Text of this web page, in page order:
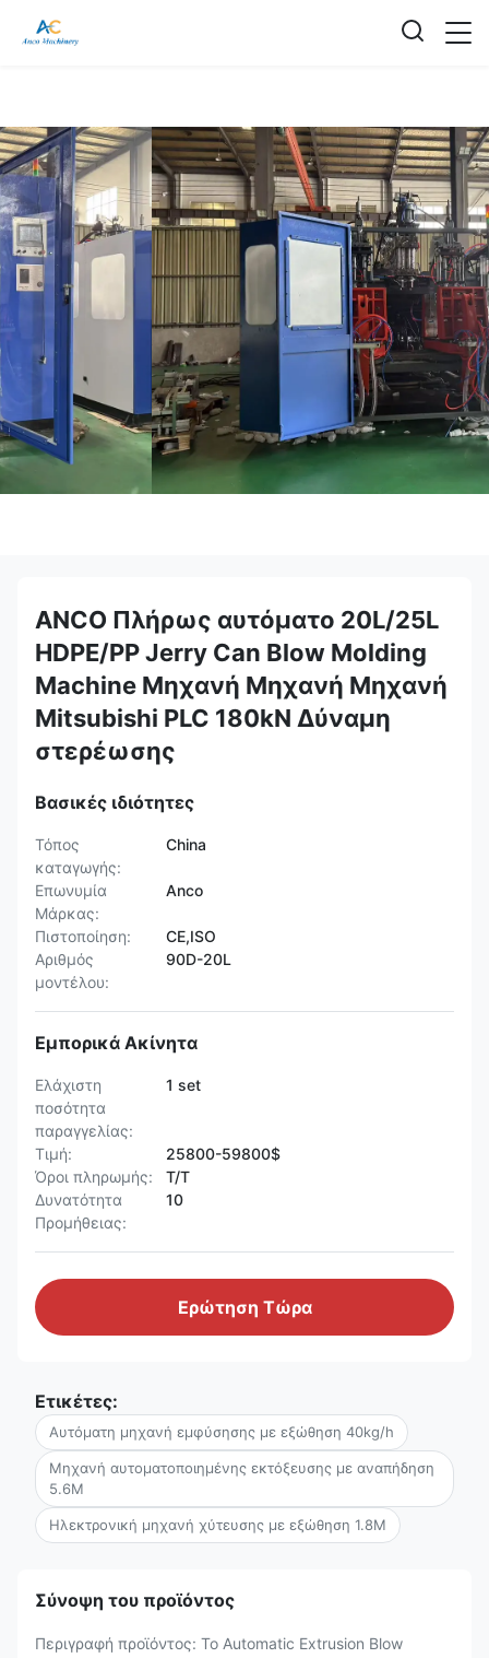
ANCO Πλήρως αυτόματο 20L/25L
HDPE/PP Jerry Can Blow Molding
Machine Μηχανή Μηχανή Μηχανή
Mitsubishi PLC 180kN Δύναμη
στερέωσης
Βασικές ιδιότητες
Τόπος
καταγωγής:
China
Επωνυμία
Μάρκας:
Anco
Πιστοποίηση:
CE,ISO
Αριθμός
μοντέλου:
90D-20L
Εμπορικά Ακίνητα
Ελάχιστη
ποσότητα
παραγγελίας:
1 set
Τιμή:
25800-59800$
Όροι πληρωμής:
T/T
Δυνατότητα
Προμήθειας:
10
Ερώτηση Τώρα
Ετικέτες:
Αυτόματη μηχανή εμφύσησης με εξώθηση 40kg/h
Μηχανή αυτοματοποιημένης εκτόξευσης με αναπήδηση
5.6M
Ηλεκτρονική μηχανή χύτευσης με εξώθηση 1.8M
Σύνοψη του προϊόντος
Περιγραφή προϊόντος: Το Automatic Extrusion Blow